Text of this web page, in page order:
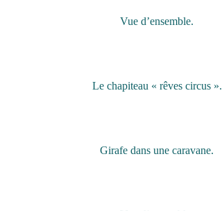
Vue d’ensemble.
Le chapiteau « rêves circus ».
Girafe dans une caravane.